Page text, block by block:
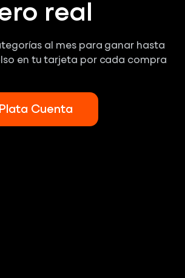
real
al mes para ganar hasta
en tu tarjeta por cada compra
Cuenta